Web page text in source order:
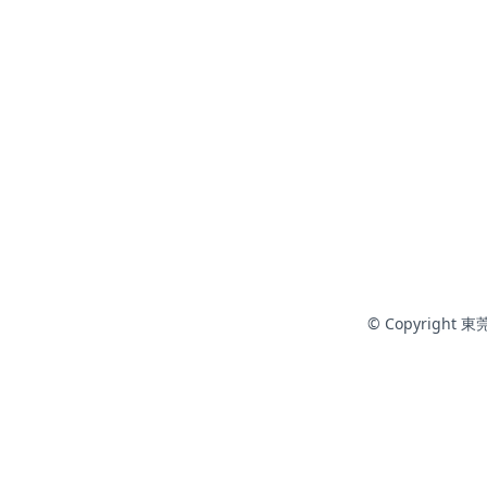
© Copyright 東